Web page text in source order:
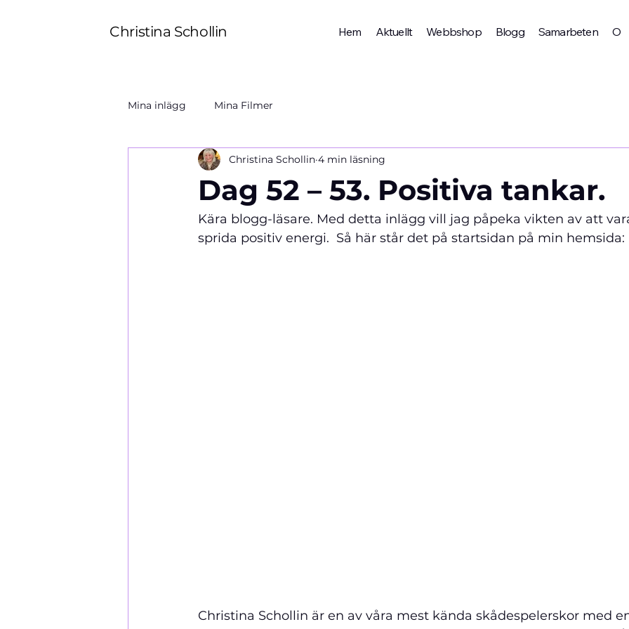
Christina Schollin Hem Aktuellt Webbshop Blogg Samarbeten
Mina inlägg Mina Filmer
Dag 52 – 53. Positiva tankar.
Christina Schollin 4 min läsning
Kära blogg-läsare. Med detta inlägg vill jag påpeka vikten av att
sprida positiv energi.  Så här står det på startsidan på min hemsida:
Christina Schollin är en av våra mest kända skådespelerskor med